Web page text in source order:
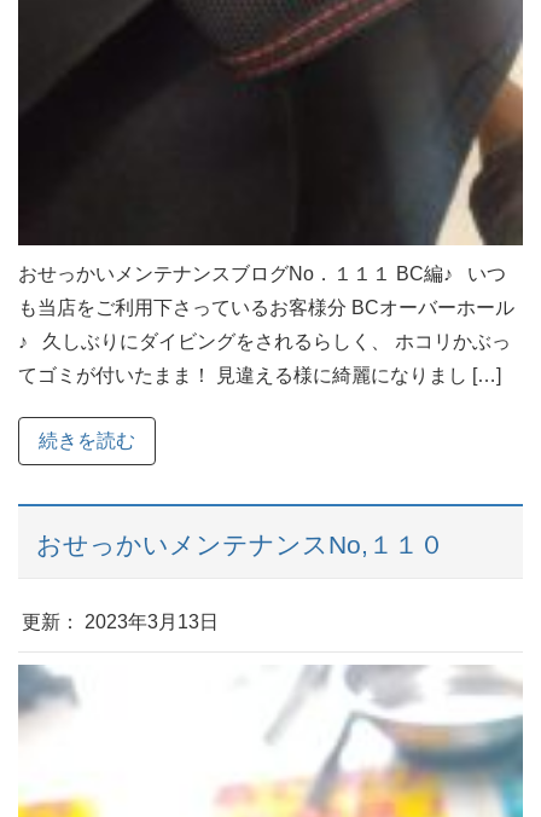
おせっかいメンテナンスブログNo．１１１ BC編♪ いつ
も当店をご利用下さっているお客様分 BCオーバーホール
♪ 久しぶりにダイビングをされるらしく、 ホコリかぶっ
てゴミが付いたまま！ 見違える様に綺麗になりまし […]
続きを読む
おせっかいメンテナンスNo,１１０
更新： 2023年3月13日